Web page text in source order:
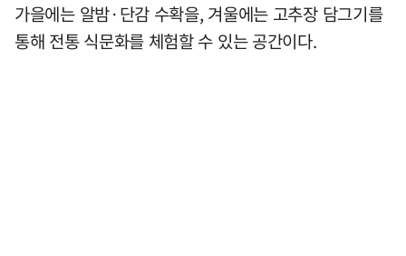
가을에는 알밤·단감 수확을, 겨울에는 고추장 담그기를
통해 전통 식문화를 체험할 수 있는 공간이다.